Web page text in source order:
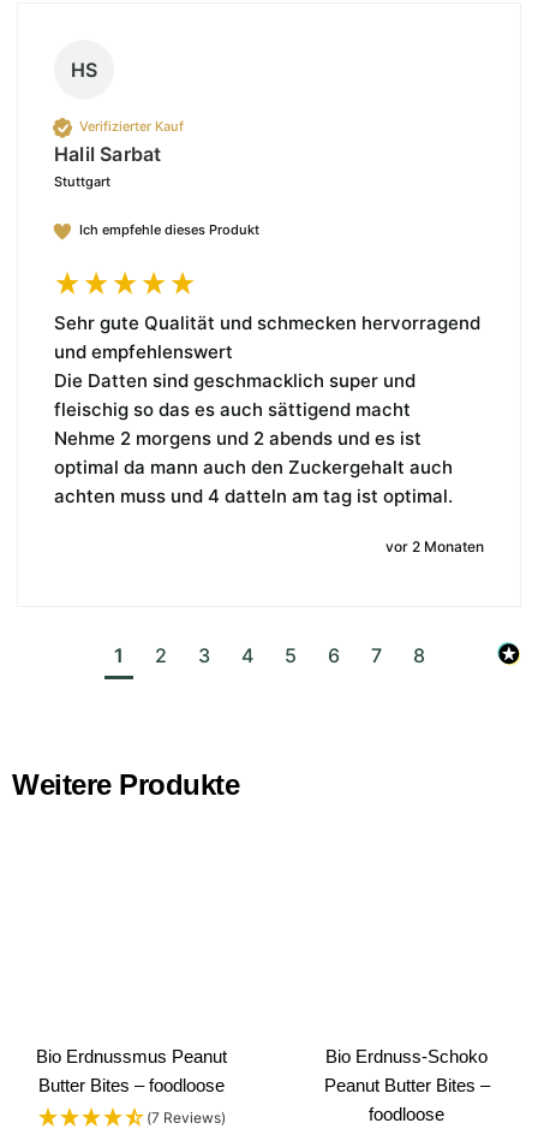
HS
Verifizierter Kauf
Halil Sarbat
Stuttgart
Ich empfehle dieses Produkt
Sehr gute Qualität und schmecken hervorragend
und empfehlenswert
Die Datten sind geschmacklich super und
fleischig so das es auch sättigend macht
Nehme 2 morgens und 2 abends und es ist
optimal da mann auch den Zuckergehalt auch
achten muss und 4 datteln am tag ist optimal.
vor 2 Monaten
1 2 3 4 5 6 7 8
Weitere Produkte
Bio Erdnussmus Peanut
Butter Bites – foodloose
(7 Reviews)
Bio Erdnuss-Schoko
Peanut Butter Bites –
foodloose